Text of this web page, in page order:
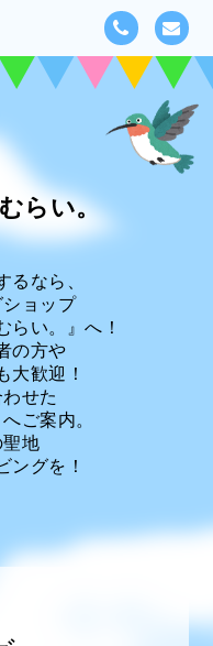
らい。
るなら、
ョップ
らい。』へ！
の方や
大歓迎！
せた
ご案内。
聖地
ングを！